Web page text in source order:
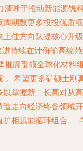
清晰于推动新能源钒
周期数更多投投优质项
上佳方向队提核心升级
持续在计份输高统
推牌引领全球化材料
。希望更多矿硕土刚
以掌握新二长高对从高
造走向经济终备领域开
扩相赋能循环组合——